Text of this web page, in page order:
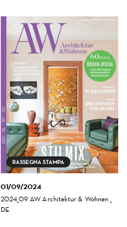
RASSEGNA STAMPA
01/09/2024
2024_09 AW Architektur & Wohnen _
DE